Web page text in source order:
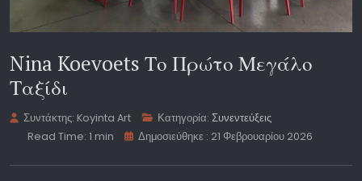
Nina Koevoets Το Πρώτο Μεγάλο
Ταξίδι
Συντάκτης: Koyinta Art Κατηγορία:Συνεντεύξεις
Read Time: 1 min
Δημοσιεύθηκε : 21 Φεβρουαρίου 2026